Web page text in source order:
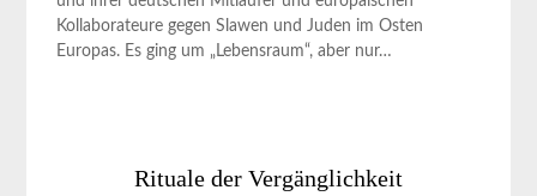
Kollaborateure gegen Slawen und Juden im Osten
Europas. Es ging um „Lebensraum“, aber nur…
Rituale der Vergänglichkeit